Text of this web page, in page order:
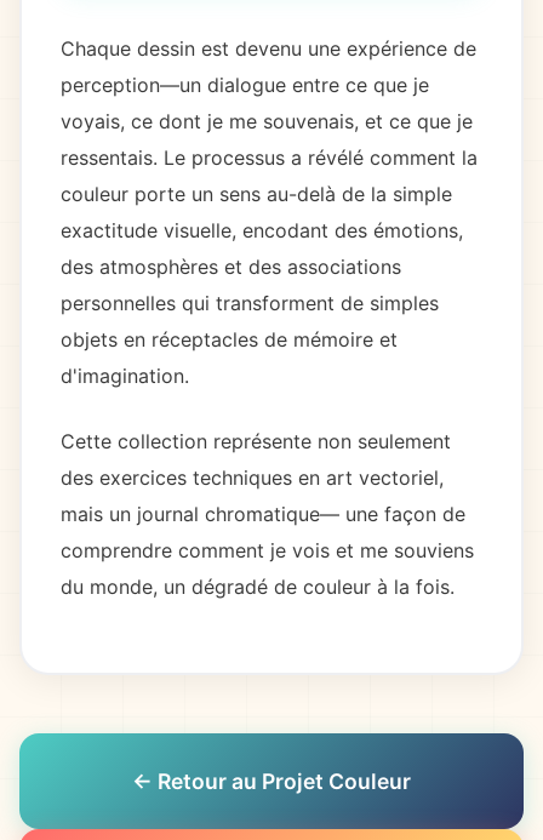
Chaque dessin est devenu une expérience de
perception—un dialogue entre ce que je
voyais, ce dont je me souvenais, et ce que je
ressentais. Le processus a révélé comment la
couleur porte un sens au-delà de la simple
exactitude visuelle, encodant des émotions,
des atmosphères et des associations
personnelles qui transforment de simples
objets en réceptacles de mémoire et
d'imagination.
Cette collection représente non seulement
des exercices techniques en art vectoriel,
mais un journal chromatique— une façon de
comprendre comment je vois et me souviens
du monde, un dégradé de couleur à la fois.
← Retour au Projet Couleur